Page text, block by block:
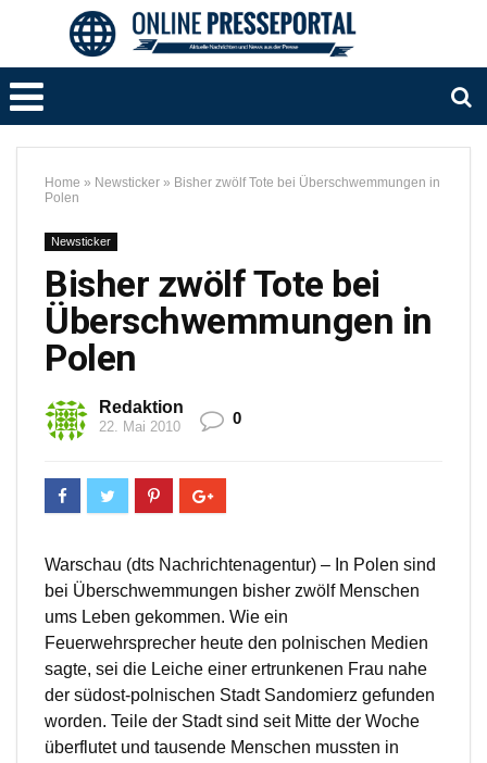
Home » Newsticker » Bisher zwölf Tote bei Überschwemmungen in
Polen
Newsticker
Bisher zwölf Tote bei
Überschwemmungen in
Polen
Redaktion
22. Mai 2010 0
Warschau (dts Nachrichtenagentur) – In Polen sind
bei Überschwemmungen bisher zwölf Menschen
ums Leben gekommen. Wie ein
Feuerwehrsprecher heute den polnischen Medien
sagte, sei die Leiche einer ertrunkenen Frau nahe
der südost-polnischen Stadt Sandomierz gefunden
worden. Teile der Stadt sind seit Mitte der Woche
überflutet und tausende Menschen mussten in